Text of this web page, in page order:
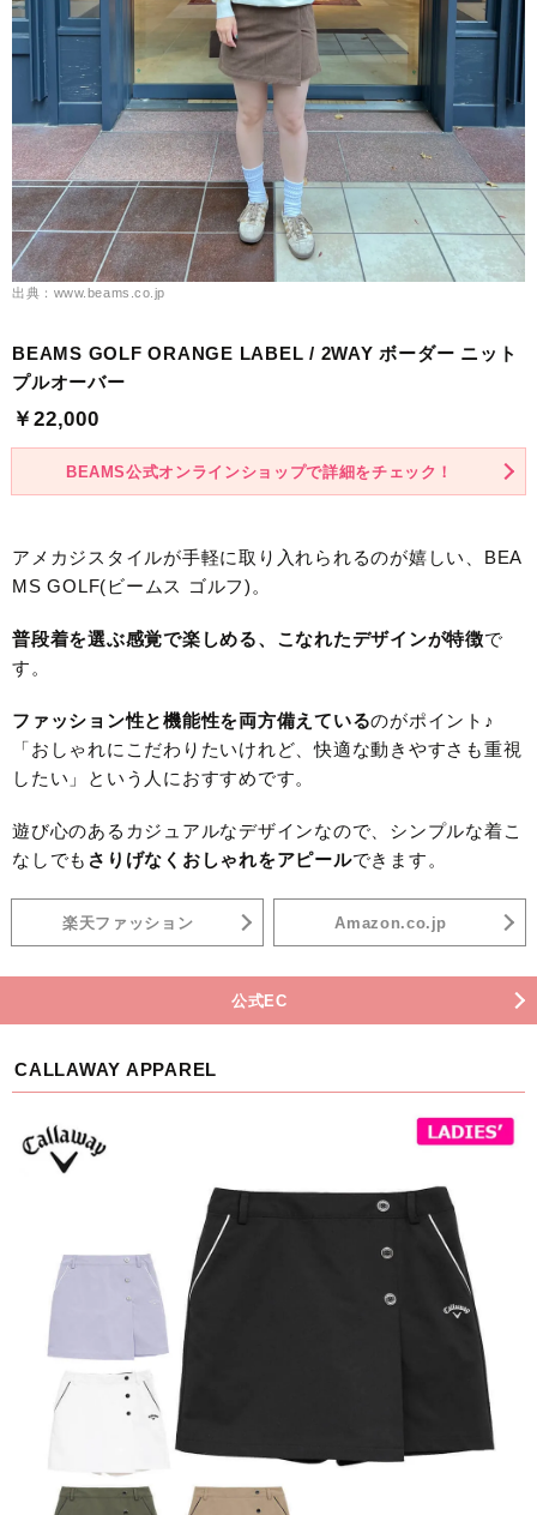
出典：www.beams.co.jp
BEAMS GOLF ORANGE LABEL / 2WAY ボーダー ニット
プルオーバー
￥22,000
BEAMS公式オンラインショップで詳細をチェック！
アメカジスタイルが手軽に取り入れられるのが嬉しい、BEA
MS GOLF(ビームス ゴルフ)。
普段着を選ぶ感覚で楽しめる、こなれたデザインが特徴で
す。
ファッション性と機能性を両方備えているのがポイント♪
「おしゃれにこだわりたいけれど、快適な動きやすさも重視
したい」という人におすすめです。
遊び心のあるカジュアルなデザインなので、シンプルな着こ
なしでも さりげなくおしゃれをアピールできます。
楽天ファッション Amazon.co.jp
公式EC
CALLAWAY APPAREL